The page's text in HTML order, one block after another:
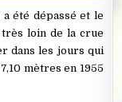
été dépassé et le
très loin de la crue
dans les jours qui
mètres en 1955